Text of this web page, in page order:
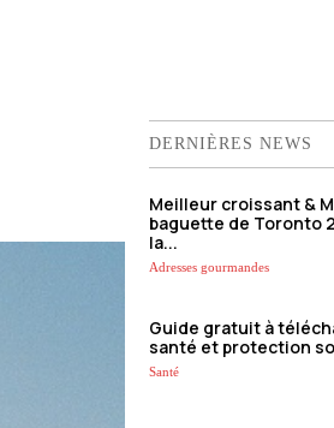
DERNIÈRES NEWS
Meilleur croissant &
baguette de Toronto
la...
Adresses gourmandes
Guide gratuit à
santé et protection
Santé